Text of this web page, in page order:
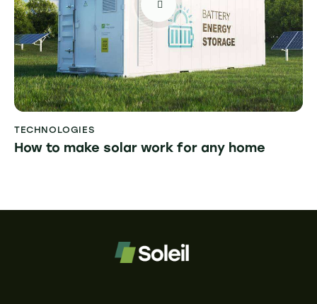
TECHNOLOGIES
How to make solar work for any home